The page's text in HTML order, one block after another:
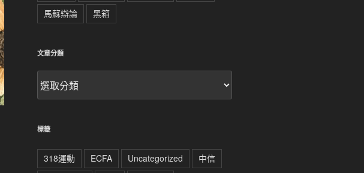
馬蘇辯論
黑箱
文章分類
章
分
標籤
318運動 ECFA Uncategorized
中信